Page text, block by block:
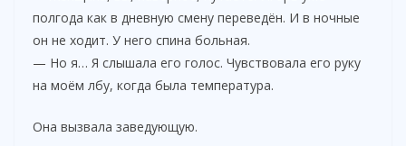
полгода как в дневную смену переведён. И в ночные
он не ходит. У него спина больная.
— Но я… Я слышала его голос. Чувствовала его руку
на моём лбу, когда была температура.
Она вызвала заведующую.